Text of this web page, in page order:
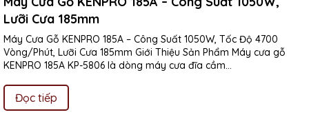
Lưỡi Cưa 185mm
Máy Cưa Gỗ KENPRO 185A – Công Suất 1050W, Tốc Độ 4700
Vòng/Phút, Lưỡi Cưa 185mm Giới Thiệu Sản Phẩm Máy cưa gỗ
KENPRO 185A KP-5806 là dòng máy cưa đĩa cầm...
Đọc tiếp